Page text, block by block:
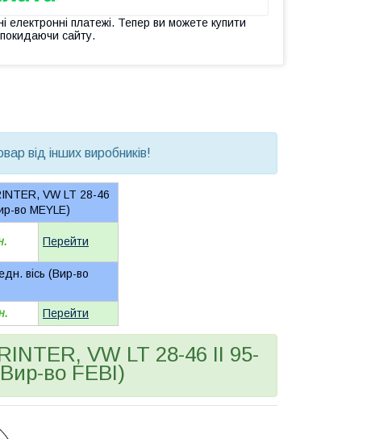
електронні платежі. Тепер ви можете купити
сайту.
від інших виробників!
VW LT 28-46
во MEYLE)
Перейти
вісь (Вир-во
Перейти
VW LT 28-46 II 95-
во FEBI)